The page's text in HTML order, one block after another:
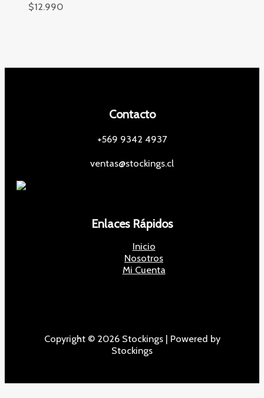
$12.990
Contacto
+569 9342 4937
ventas@stockings.cl
Enlaces Rápidos
Inicio
Nosotros
Mi Cuenta
Copyright © 2026 Stockings | Powered by
Stockings